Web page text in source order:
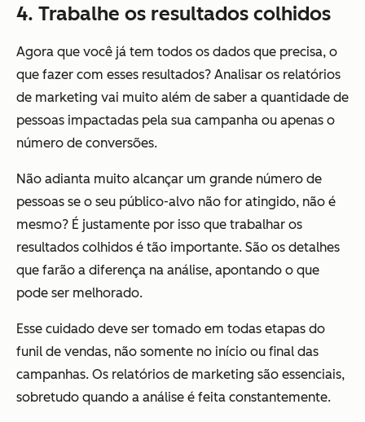
4. Trabalhe os resultados colhidos
Agora que você já tem todos os dados que precisa, o
que fazer com esses resultados? Analisar os relatórios
de marketing vai muito além de saber a quantidade de
pessoas impactadas pela sua campanha ou apenas o
número de conversões.
Não adianta muito alcançar um grande número de
pessoas se o seu público-alvo não for atingido, não é
mesmo? É justamente por isso que trabalhar os
resultados colhidos é tão importante. São os detalhes
que farão a diferença na análise, apontando o que
pode ser melhorado.
Esse cuidado deve ser tomado em todas etapas do
funil de vendas, não somente no início ou final das
campanhas. Os relatórios de marketing são essenciais,
sobretudo quando a análise é feita constantemente.